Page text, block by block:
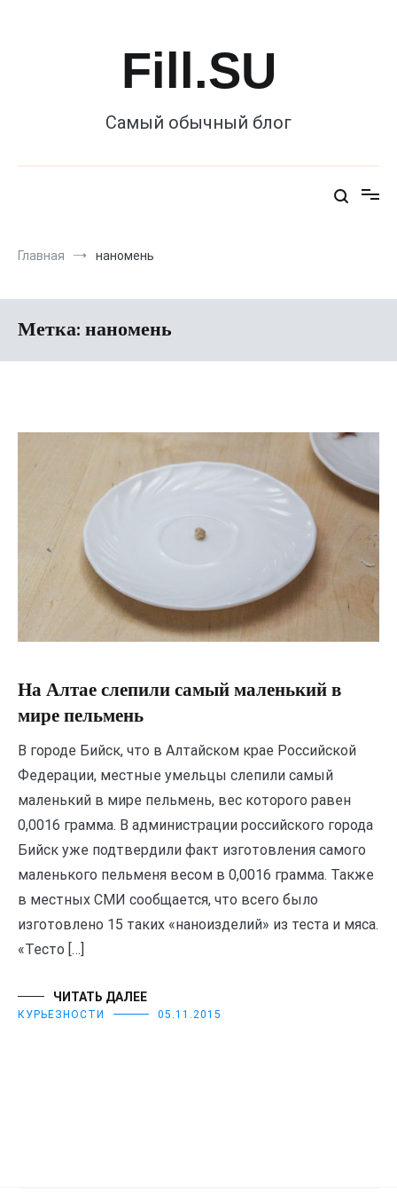
Fill.SU
Самый обычный блог
Главная наномень
Метка:наномень
На Алтае слепили самый маленький в
мире пельмень
В городе Бийск, что в Алтайском крае Российской
Федерации, местные умельцы слепили самый
маленький в мире пельмень, вес которого равен
0,0016 грамма. В администрации российского города
Бийск уже подтвердили факт изготовления самого
маленького пельменя весом в 0,0016 грамма. Также
в местных СМИ сообщается, что всего было
изготовлено 15 таких «наноизделий» из теста и мяса.
«Тесто […]
ЧИТАТЬ ДАЛЕЕ
КУРЬЕЗНОСТИ 05.11.2015